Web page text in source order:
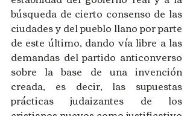
búsqueda de cierto consenso de las
ciudades y del pueblo llano por parte
de este último, dando vía libre a las
demandas del partido anticonverso
sobre la base de una invención
creada, es decir, las supuestas
prácticas judaizantes de los